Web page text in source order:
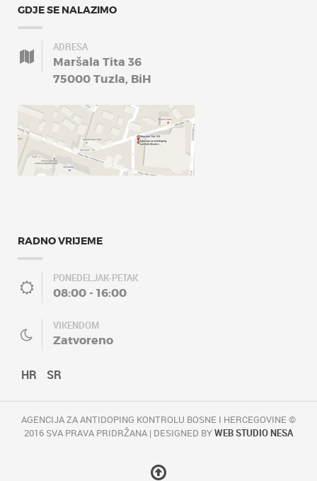
GDJE SE NALAZIMO
ADRESA
Maršala Tita 36
75000 Tuzla, BiH
RADNO VRIJEME
PONEDELJAK-PETAK
08:00 - 16:00
VIKENDOM
Zatvoreno
HR SR
AGENCIJA ZA ANTIDOPING KONTROLU BOSNE I HERCEGOVINE ©
2016 SVA PRAVA PRIDRŽANA | DESIGNED BYWEB STUDIO NESA